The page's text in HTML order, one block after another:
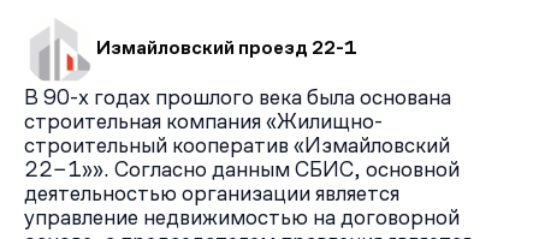
Измайловский проезд 22-1
В 90-х годах прошлого века была основана
строительная компания «Жилищно-
строительный кооператив «Измайловский
22−1»». Согласно данным СБИС, основной
деятельностью организации является
управление недвижимостью на договорной